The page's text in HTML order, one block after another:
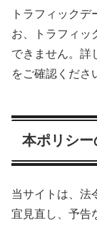
トラフィック
お、トラフィッ
できません。詳
をご確認くださ
本ポリシー
当サイトは、法
宜見直し、予告